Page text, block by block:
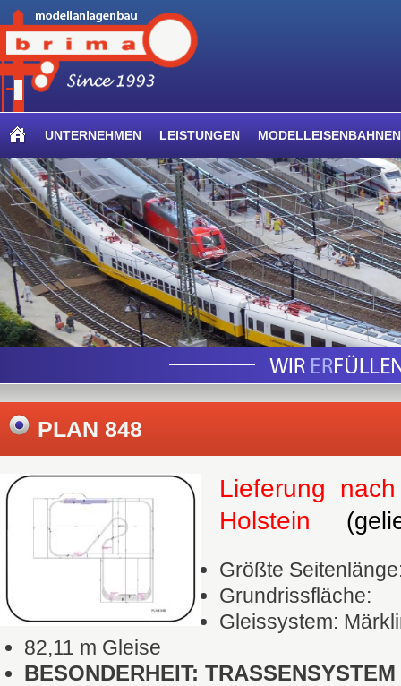
UNTERNEHMEN LEISTUNGEN MODELLEISENBAHNEN
PLAN 848
Lieferung nach
Holstein
Größte
Grundrissfläche:
Gleissystem:
82,11 m Gleise
BESONDERHEIT: